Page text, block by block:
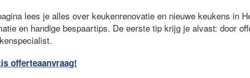
lees je alles over keukenrenovatie en nieuwe keukens in
en handige bespaartips. De eerste tip krijg je alvast: door
offerteaanvraag!